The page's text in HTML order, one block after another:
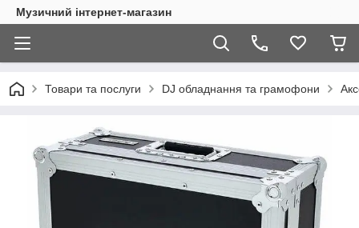
Музичний інтернет-магазин
Товари та послуги DJ обладнання та грамофони